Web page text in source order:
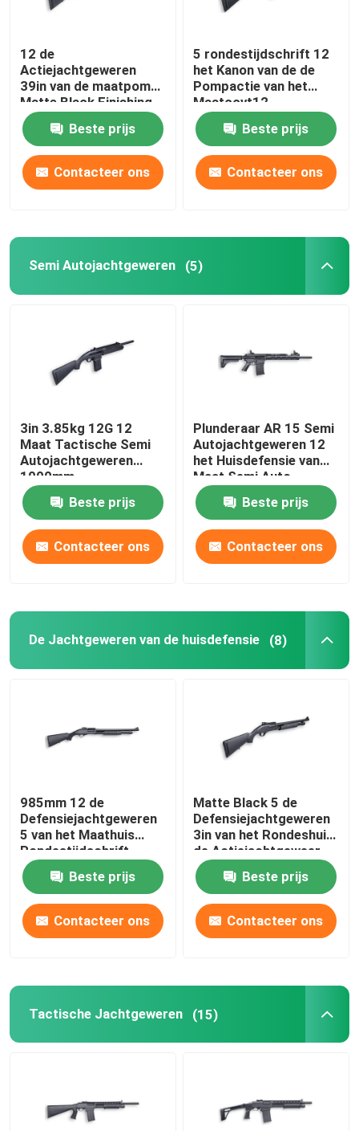
Producten
Fabriekstocht
Neem contact met ons op
Nieuws
Semi Autojachtgeweren
De Jachtgeweren van de huisdefensie
12 de
Actiejachtgeweren
39in van de maatpomp
Matte Black Finishing
Beste prijs
Contacteer ons
5 rondestijdschrift 12
het Kanon van de de
Pompactie van het
Maatccvt12
Jachtgeweer
Beste prijs
Contacteer ons
Semi Autojachtgeweren (5)
3in 3.85kg 12G 12
Maat Tactische Semi
Autojachtgeweren
1000mm
Beste prijs
Contacteer ons
Plunderaar AR 15 Semi
Autojachtgeweren 12
het Huisdefensie van
Maat Semi Auto
Tactische
Jachtgeweren
Beste prijs
Contacteer ons
De Jachtgeweren van de huisdefensie (8)
985mm 12 de
Defensiejachtgeweren
5 van het Maathuis
Rondestijdschrift
Beste prijs
Contacteer ons
Matte Black 5 de
Defensiejachtgeweren
3in van het Rondeshuis
de Actiejachtgeweer
van de Kamerpomp
Beste prijs
Contacteer ons
Tactische Jachtgeweren (15)